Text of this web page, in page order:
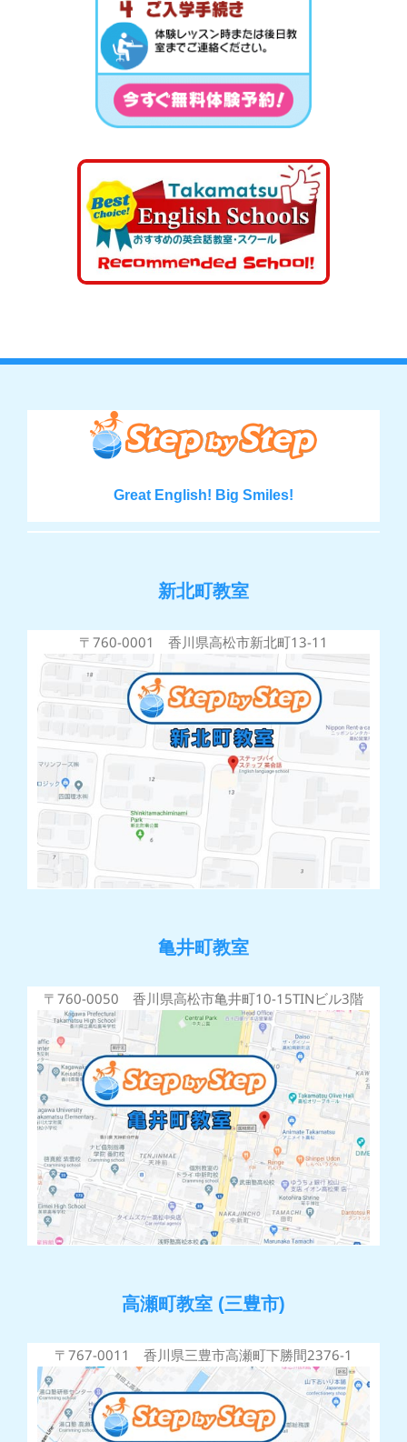
Great English! Big Smiles!
新北町教室
〒760-0001 香川県高松市新北町13-11
亀井町教室
〒760-0050 香川県高松市亀井町10-15TINビル3階
高瀬町教室 (三豊市)
〒767-0011 香川県三豊市高瀬町下勝間2376-1